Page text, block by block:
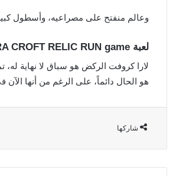
وعالم منفتح على مصراعيه، وأسطول
لعبة LARA CROFT RELIC RUN game
لارا كروفت الركض هو سباق لا نهاية له،
هو الحال دائماً، على الرغم من أنها
شاركها